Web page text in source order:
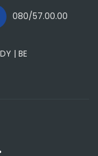
080/57.00.00
| BE